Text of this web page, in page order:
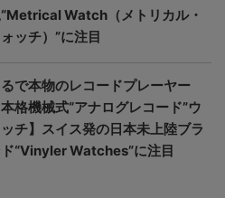
Watch（メトリカル・
ッチ）”に注目
るで本物のレコードプレーヤー
本格機械式“アナログレコード”ウ
チ】スイス発の日本未上陸ブラ
ド“Vinyler Watches”に注目